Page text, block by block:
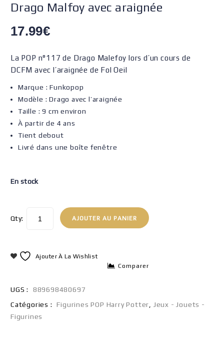
Drago Malfoy avec araignée
17.99€
La POP n°117 de Drago Malefoy lors d’un cours de
DCFM avec l’araignée de Fol Oeil
Marque : Funkopop
Modèle : Drago avec l’araignée
Taille : 9 cm environ
À partir de 4 ans
Tient debout
Livré dans une boîte fenêtre
En stock
Qty: AJOUTER AU PANIER
Ajouter À La Wishlist
Comparer
UGS :
889698480697
Catégories :
Figurines POP Harry Potter
Jeux - Jouets -
Figurines